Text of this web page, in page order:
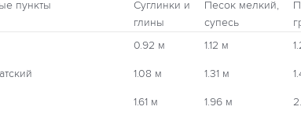
пункты
Суглинки и
глины
Песок мелкий,
супесь
0.92 м 1.12 м
1.08 м 1.31 м
1.61 м 1.96 м